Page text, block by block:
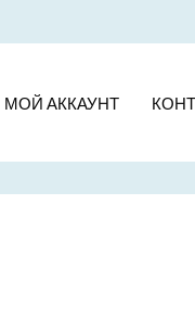
МОЙ АККАУНТ